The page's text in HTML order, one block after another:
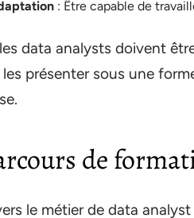
: Être capable de
data analysts doivent
présenter sous une
de
le métier de data